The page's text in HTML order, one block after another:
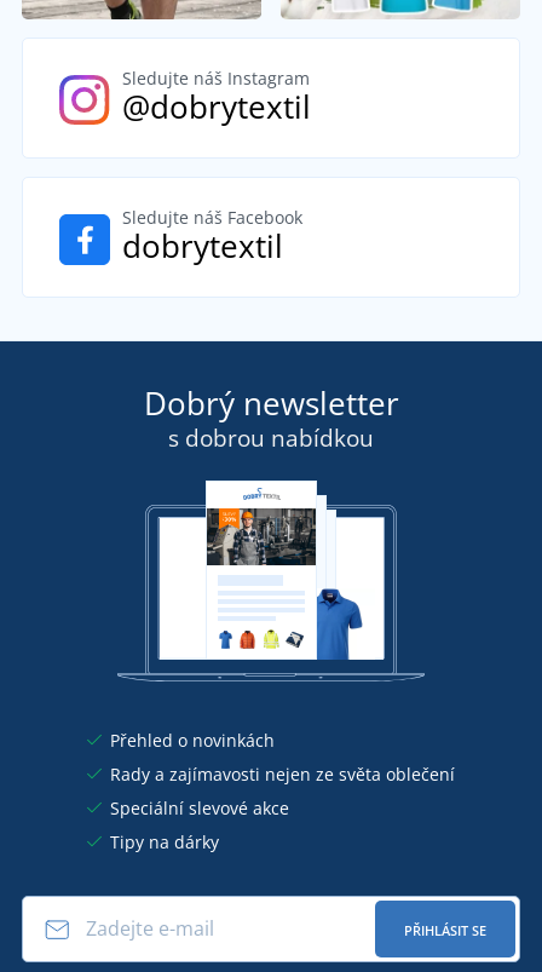
Sledujte náš Instagram
@dobrytextil
Sledujte náš Facebook
dobrytextil
Dobrý newsletter
s dobrou nabídkou
Přehled o novinkách
Rady a zajímavosti nejen ze světa oblečení
Speciální slevové akce
Tipy na dárky
PŘIHLÁSIT SE